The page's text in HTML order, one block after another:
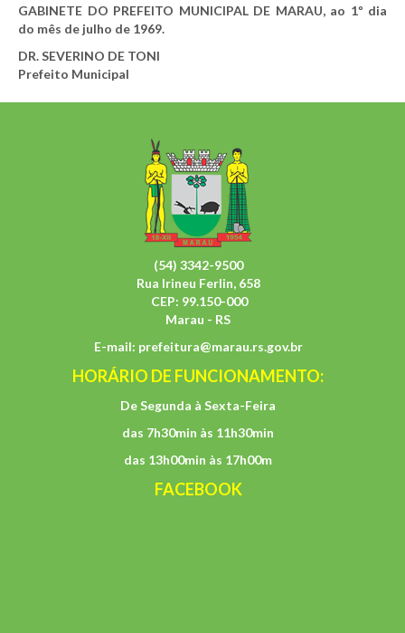
GABINETE DO PREFEITO MUNICIPAL DE MARAU, ao 1º dia
do mês de julho de 1969.
DR. SEVERINO DE TONI
Prefeito Municipal
(54) 3342-9500
Rua Irineu Ferlin, 658
CEP: 99.150-000
Marau - RS
E-mail: prefeitura@marau.rs.gov.br
HORÁRIO DE FUNCIONAMENTO:
De Segunda à Sexta-Feira
das 7h30min às 11h30min
das 13h00min às 17h00m
FACEBOOK